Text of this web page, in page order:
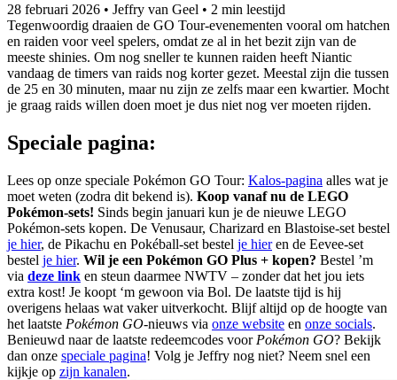
28 februari 2026 • Jeffry van Geel • 2 min leestijd
Tegenwoordig draaien de GO Tour-evenementen vooral om hatchen
en raiden voor veel spelers, omdat ze al in het bezit zijn van de
meeste shinies. Om nog sneller te kunnen raiden heeft Niantic
vandaag de timers van raids nog korter gezet. Meestal zijn die tussen
de 25 en 30 minuten, maar nu zijn ze zelfs maar een kwartier. Mocht
je graag raids willen doen moet je dus niet nog ver moeten rijden.
Speciale pagina:
Lees op onze speciale Pokémon GO Tour: Kalos-pagina alles wat je
moet weten (zodra dit bekend is). Koop vanaf nu de LEGO
Pokémon-sets! Sinds begin januari kun je de nieuwe LEGO
Pokémon-sets kopen. De Venusaur, Charizard en Blastoise-set bestel
je hier, de Pikachu en Pokéball-set bestel je hieren de Eevee-set
bestel je hier. Wil je een Pokémon GO Plus + kopen? Bestel ’m
via deze link en steun daarmee NWTV – zonder dat het jou iets
extra kost! Je koopt ‘m gewoon via Bol. De laatste tijd is hij
overigens helaas wat vaker uitverkocht. Blijf altijd op de hoogte van
het laatste Pokémon GO-nieuws via onze website en onze socials.
Benieuwd naar de laatste redeemcodes voor Pokémon GO? Bekijk
dan onze speciale pagina! Volg je Jeffry nog niet? Neem snel een
kijkje op zijn kanalen.